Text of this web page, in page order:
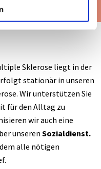
Sklerose liegt in der
stationär in unseren
Wir unterstützen Sie
für den Alltag zu
wir auch eine
unseren Sozialdienst.
alle nötigen